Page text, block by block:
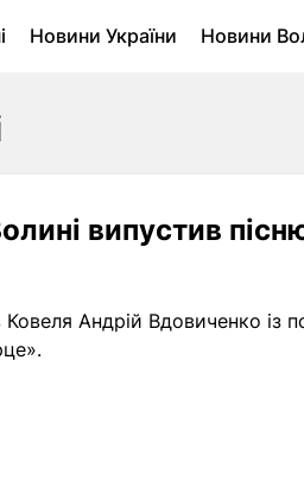
Новини України
Новини
випустив
Андрій Вдовиченко із